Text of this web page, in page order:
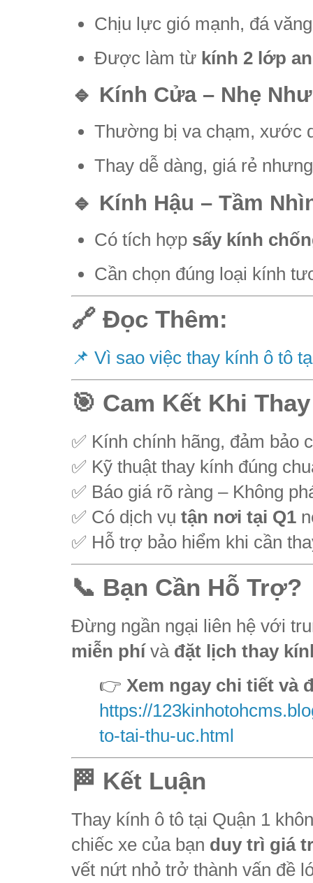
Chịu lực gió mạnh, đá
Được làm từ kính 2 lớp
🔹 Kính Cửa – Nhẹ
Thường bị va chạm, xước
Thay dễ dàng, giá rẻ
🔹 Kính Hậu – Tầm
Có tích hợp sấy kính
Cần chọn đúng loại kính
🔗 Đọc Thêm:
📌 Vì sao việc thay kính ô tô
🎯 Cam Kết Khi
✅ Kính chính hãng, đảm bảo
✅ Kỹ thuật thay kính đúng
✅ Báo giá rõ ràng – Không
✅ Có dịch vụ tận nơi tại Q1
✅ Hỗ trợ bảo hiểm khi cần
📞 Bạn Cần Hỗ Trợ?
Đừng ngần ngại liên hệ với
miễn phívà đặt lịch thay
👉 Xem ngay chi tiết và
https://
to-tai-thu-uc.html
🏁 Kết Luận
Thay kính ô tô tại Quận 1
chiếc xe của bạn duy trì giá
vết nứt nhỏ trở thành vấn đề